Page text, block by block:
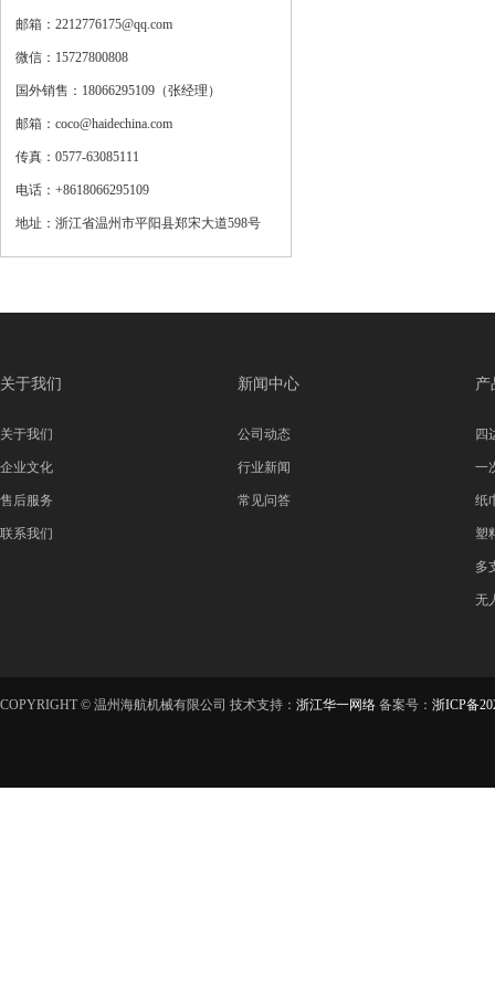
邮箱：2212776175@qq.com
微信：15727800808
国外销售：18066295109（张经理）
邮箱：coco@haidechina.com
传真：0577-63085111
电话：+8618066295109
地址：浙江省温州市平阳县郑宋大道598号
关于我们
关于我们
企业文化
售后服务
联系我们
新闻中心
公司动态
行业新闻
常见问答
产
四
一
纸
塑
多
无
COPYRIGHT © 温州海航机械有限公司 技术支持： 浙江华一网络 备案号： 浙ICP备